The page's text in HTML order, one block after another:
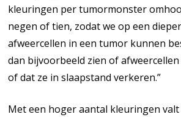
kleuringen per tumormonster
negen of tien, zodat we op een
afweercellen in een tumor kunnen
dan bijvoorbeeld zien of
of dat ze in slaapstand verkeren.”
Met een hoger aantal kleuringen